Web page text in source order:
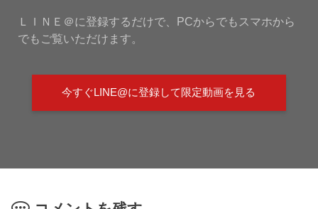
ＬＩＮＥ＠に登録するだけで、PCからでもスマホから
でもご覧いただけます。
今すぐLINE@に登録して限定動画を見る